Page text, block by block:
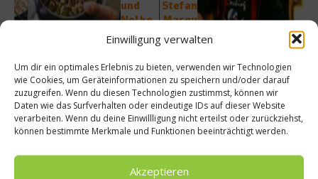
Einwilligung verwalten
Um dir ein optimales Erlebnis zu bieten, verwenden wir Technologien
wie Cookies, um Geräteinformationen zu speichern und/oder darauf
zuzugreifen. Wenn du diesen Technologien zustimmst, können wir
Daten wie das Surfverhalten oder eindeutige IDs auf dieser Website
verarbeiten. Wenn du deine Einwillligung nicht erteilst oder zurückziehst,
können bestimmte Merkmale und Funktionen beeinträchtigt werden.
Akzeptieren
und
Nelke
n-
Zimt-
Sahne
Stefan
Marqu
ards
Küche
ntipps